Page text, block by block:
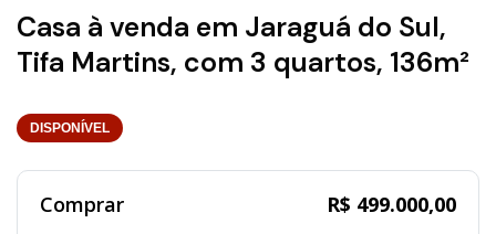
Casa à venda em Jaraguá do Sul,
Tifa Martins, com 3 quartos, 136m²
DISPONÍVEL
Comprar R$ 499.000,00